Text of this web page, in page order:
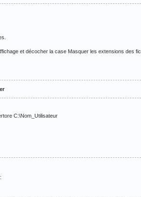
et décocher la case Masquer les extensions des
C:\Nom_Utilisateur